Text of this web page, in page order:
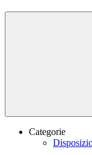
Categorie